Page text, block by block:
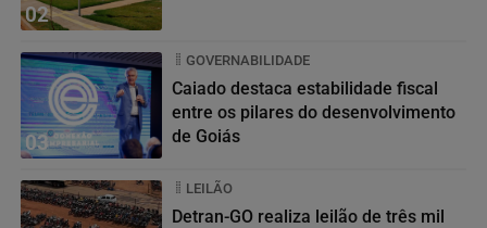
02
03
GOVERNABILIDADE
Caiado destaca estabilidade fiscal
entre os pilares do desenvolvimento
de Goiás
LEILÃO
Detran-GO realiza leilão de três mil